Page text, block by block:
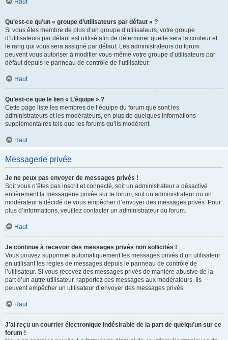
Haut
Qu’est-ce qu’un « groupe d’utilisateurs par défaut » ?
Si vous êtes membre de plus d’un groupe d’utilisateurs, votre groupe
d’utilisateurs par défaut est utilisé afin de déterminer quelle sera la couleur et
le rang qui vous sera assigné par défaut. Les administrateurs du forum
peuvent vous autoriser à modifier vous-même votre groupe d’utilisateurs par
défaut depuis le panneau de contrôle de l’utilisateur.
Haut
Qu’est-ce que le lien « L’équipe » ?
Cette page liste les membres de l’équipe du forum que sont les
administrateurs et les modérateurs, en plus de quelques informations
supplémentaires tels que les forums qu’ils modèrent.
Haut
Messagerie privée
Je ne peux pas envoyer de messages privés !
Soit vous n’êtes pas inscrit et connecté, soit un administrateur a désactivé
entièrement la messagerie privée sur le forum, soit un administrateur ou un
modérateur a décidé de vous empêcher d’envoyer des messages privés. Pour
plus d’informations, veuillez contacter un administrateur du forum.
Haut
Je continue à recevoir des messages privés non sollicités !
Vous pouvez supprimer automatiquement les messages privés d’un utilisateur
en utilisant les règles de messages depuis le panneau de contrôle de
l’utilisateur. Si vous recevez des messages privés de manière abusive de la
part d’un autre utilisateur, rapportez ces messages aux modérateurs. Ils
peuvent empêcher un utilisateur d’envoyer des messages privés.
Haut
J’ai reçu un courrier électronique indésirable de la part de quelqu’un sur ce
forum !